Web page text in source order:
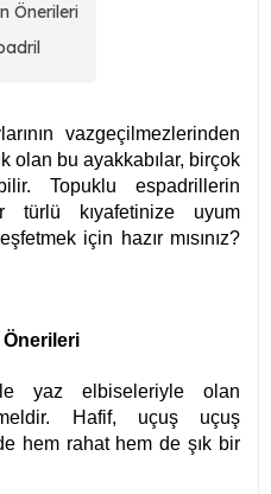
Önerileri
vazgeçilmezlerinden
olan bu ayakkabılar, birçok
Topuklu espadrillerin
kıyafetinize uyum
için hazır mısınız?
yaz elbiseleriyle olan
Hafif, uçuş uçuş
hem rahat hem de şık bir